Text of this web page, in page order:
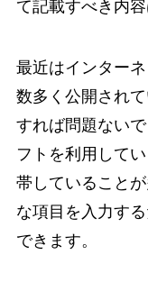
て記載すべき内
最近はインター
数多く公開され
すれば問題ない
フトを利用して
帯していること
な項目を入力す
できます。